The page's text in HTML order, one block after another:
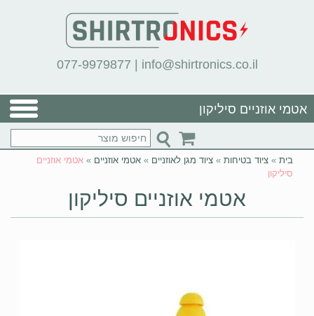
077-9979877 | info@shirtronics.co.il
אטמי אוזניים סיליקון
בית » ציוד בטיחות » ציוד מגן לאוזניים » אטמי אוזניים » אטמי אוזניים
סיליקון
אטמי אוזניים סיליקון